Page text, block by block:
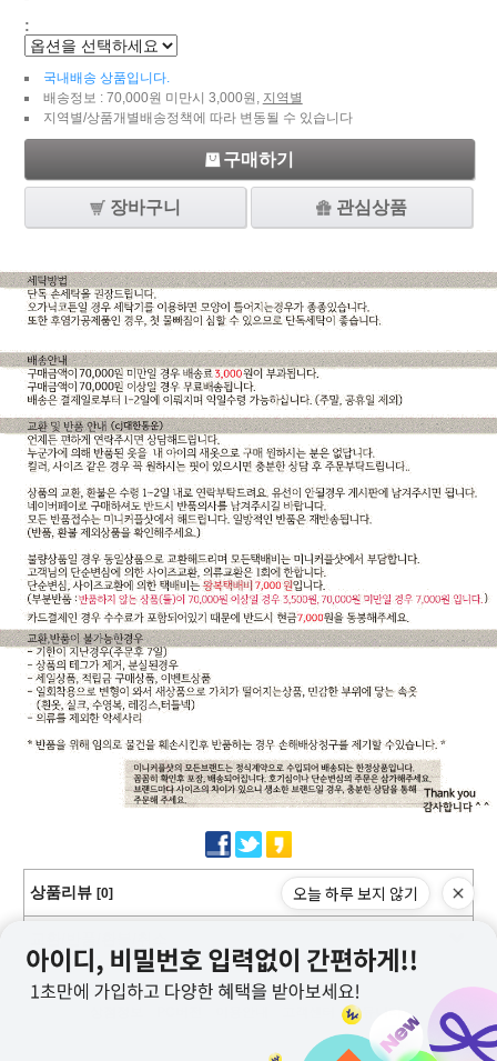
:
국내배송 상품입니다.
배송정보 : 70,000원 미만시 3,000원, 지역별
지역별/상품개별배송정책에 따라 변동될 수 있습니다
구매하기
장바구니 관심상품
상품리뷰 [0]
커뮤니티
오늘 하루 보지 않기